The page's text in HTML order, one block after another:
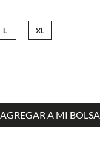
L XL
AGREGAR A MI BOLSA